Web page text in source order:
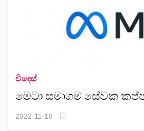
විදෙස්
මෙටා සමාගම සේවක
2022-11-10